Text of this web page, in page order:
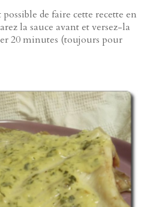
de faire cette recette en
la sauce avant et versez-la
20 minutes (toujours pour